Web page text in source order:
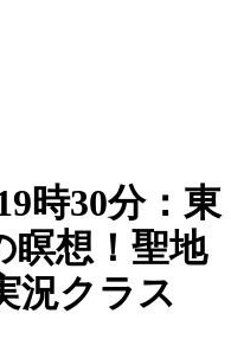
時30分：東
瞑想！聖地
況クラス